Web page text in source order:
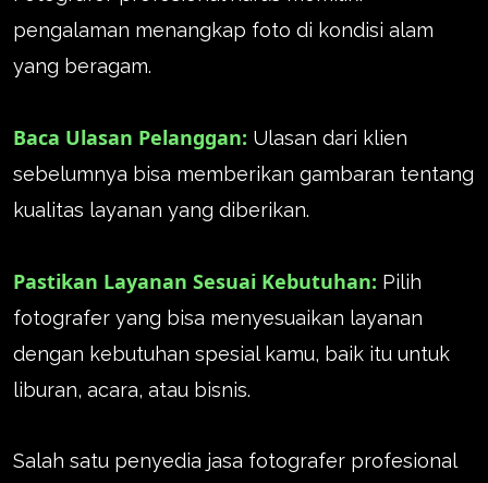
pengalaman menangkap foto di kondisi alam
yang beragam.
Baca Ulasan Pelanggan: Ulasan dari klien
sebelumnya bisa memberikan gambaran tentang
kualitas layanan yang diberikan.
Pastikan Layanan Sesuai Kebutuhan: Pilih
fotografer yang bisa menyesuaikan layanan
dengan kebutuhan spesial kamu, baik itu untuk
liburan, acara, atau bisnis.
Salah satu penyedia jasa fotografer profesional